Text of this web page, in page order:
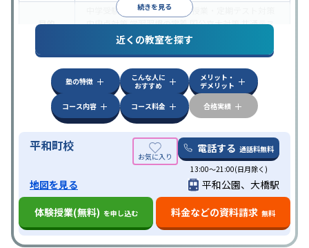
続きを見る
目的
中学受験 高校受験大学受験
授業・定期テスト対策
内申点対策学習習慣の定着国公立大対策共通テス
特徴
授業の振替可能1科目から受講可能自習室あり
近くの教室を探す
塾の特徴
こんな人に
おすすめ
メリット・
デメリット
コース内容
コース料金 合格実績
平和町校 電話する 通話料無料
13:00〜21:00(日月除く)
地図を見る
平和公園、大橋駅
体験授業(無料) を申し込む 料金などの資料請求 無料